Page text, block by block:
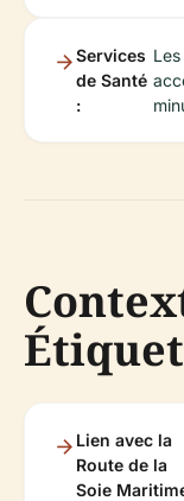
Services
de Santé
:
Lien avec la
Route de la
Soie